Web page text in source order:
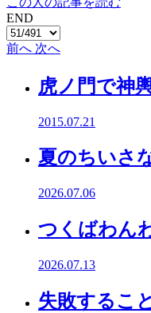
END
前へ 次へ
虎ノ門で神
2015.07.21
夏のちいさ
2026.07.06
つくばわん
2026.07.13
失敗するこ